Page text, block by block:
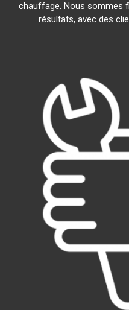
chauffage. Nous sommes
résultats, avec des